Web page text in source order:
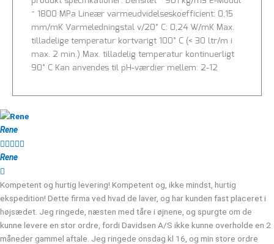
~ 1800 MPa Lineær varmeudvidelseskoefficient: 0,15
mm/mK Varmeledningstal v/20° C: 0,24 W/mK Max.
tilladelige temperatur kortvarigt 100° C (< 30 ltr/m i
max. 2 min.) Max. tilladelig temperatur kontinuerligt
90° C Kan anvendes til pH-værdier mellem: 2-12
Rene

Rene
Kompetent og hurtig levering! Kompetent og, ikke mindst, hurtig
ekspedition! Dette firma ved hvad de laver, og har kunden fast placeret i
højsædet. Jeg ringede, næsten med tåre i øjnene, og spurgte om de
kunne levere en stor ordre, fordi Davidsen A/S ikke kunne overholde en 2
måneder gammel aftale. Jeg ringede onsdag kl 16, og min store ordre